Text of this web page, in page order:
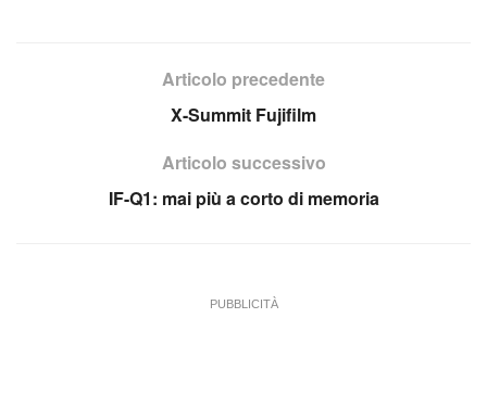
Articolo precedente
X-Summit Fujifilm
Articolo successivo
IF-Q1: mai più a corto di memoria
PUBBLICITÀ